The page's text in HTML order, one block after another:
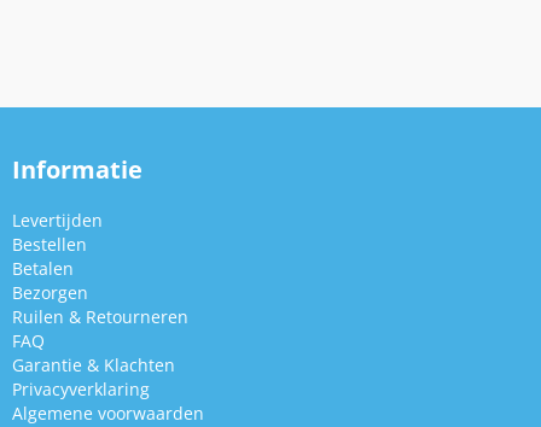
Informatie
Levertijden
Bestellen
Betalen
Bezorgen
Ruilen & Retourneren
FAQ
Garantie & Klachten
Privacyverklaring
Algemene voorwaarden